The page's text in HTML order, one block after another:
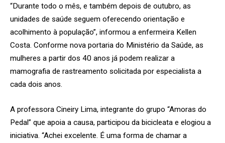
“Durante todo o mês, e também depois de outubro, as
unidades de saúde seguem oferecendo orientação e
acolhimento à população”, informou a enfermeira Kellen
Costa. Conforme nova portaria do Ministério da Saúde, as
mulheres a partir dos 40 anos já podem realizar a
mamografia de rastreamento solicitada por especialista a
cada dois anos.
A professora Cineiry Lima, integrante do grupo “Amoras do
Pedal” que apoia a causa, participou da bicicleata e elogiou a
iniciativa. “Achei excelente. É uma forma de chamar a